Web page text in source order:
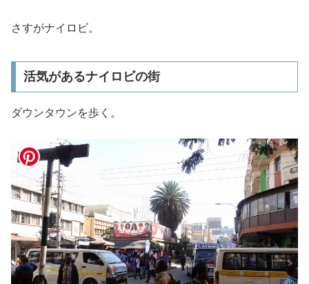
さすがナイロビ。
活気があるナイロビの街
ダウンタウンを歩く。